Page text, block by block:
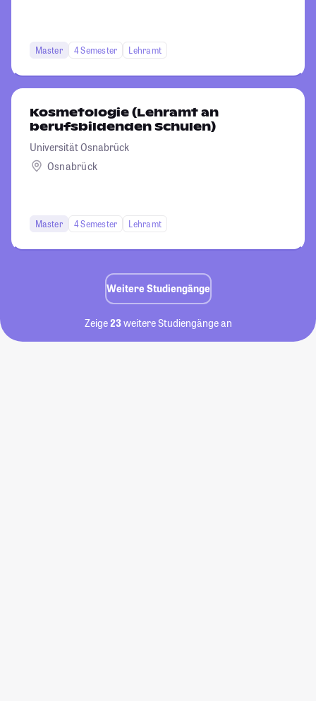
Master 4 Semester Lehramt
Kosmetologie (Lehramt an
berufsbildenden Schulen)
Universität Osnabrück
Osnabrück
Master 4 Semester Lehramt
Weitere Studiengänge
Zeige23weitere Studiengänge an